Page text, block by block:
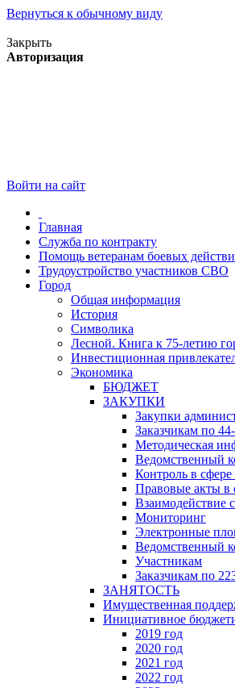
Вернуться к обычному виду
Закрыть
Авторизация
Войти на сайт
Главная
Служба по контракту
Помощь ветеранам боевых
Трудоустройство участников СВО
Город
Общая информация
История
Символика
Лесной. Книга к 75-летию
Инвестиционная
Экономика
БЮДЖЕТ
ЗАКУПКИ
Закупки
Заказчикам по
Методическая
Ведомственный
Контроль в
Правовые акты в
Взаимодействие
Мониторинг
Электронные
Ведомственный
Участникам
Заказчикам по
ЗАНЯТОСТЬ
Имущественная
Инициативное
2019 год
2020 год
2021 год
2022 год